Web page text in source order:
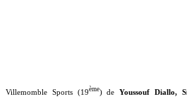
Villemomble Sports (19ème) deYoussouf Diallo,